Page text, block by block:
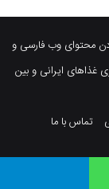
در راستای افزون کردن محتوای وب فارسی و
غذاهای ایرانی و بین
تماس با ما
وردپرس